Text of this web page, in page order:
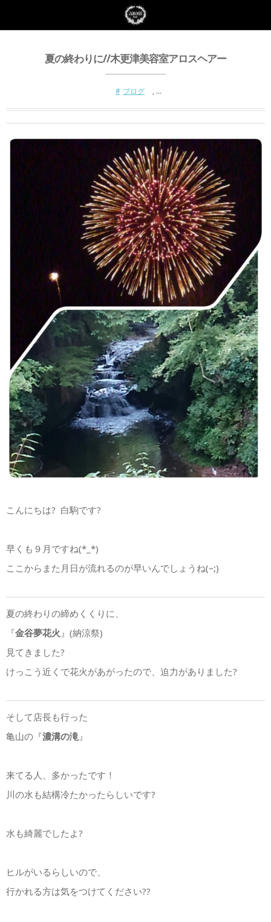
夏の終わりに//木更津美容室アロスヘアー
ブログ , …
こんにちは? 白駒です?
早くも９月ですね(*_*)
ここからまた月日が流れるのが早いんでしょうね(–;)
夏の終わりの締めくくりに、
『金谷夢花火』(納涼祭)
見てきました?
けっこう近くで花火があがったので、迫力がありました?
そして店長も行った
亀山の『濃溝の滝』
来てる人、多かったです！
川の水も結構冷たかったらしいです?
水も綺麗でしたよ?
ヒルがいるらしいので、
行かれる方は気をつけてください??